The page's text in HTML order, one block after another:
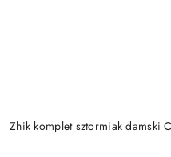
Zhik komplet sztormiak damski